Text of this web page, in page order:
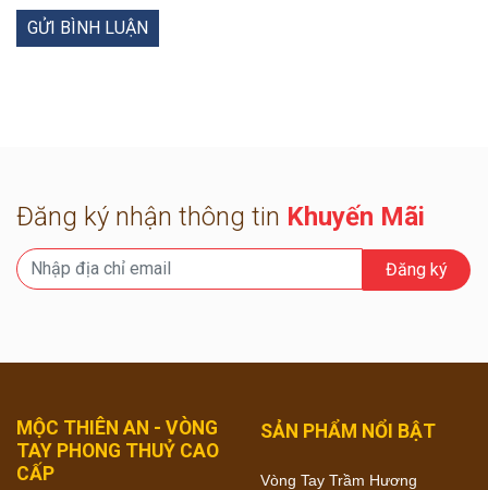
Đăng ký nhận thông tin Khuyến Mãi
Đăng ký
MỘC THIÊN AN - VÒNG
TAY PHONG THUỶ CAO
CẤP
SẢN PHẨM NỔI BẬT
Vòng Tay Trầm Hương